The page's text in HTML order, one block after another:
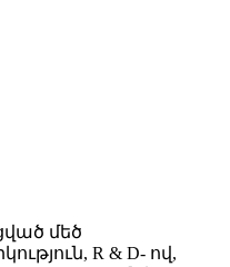
մեծ
R & D- ով,